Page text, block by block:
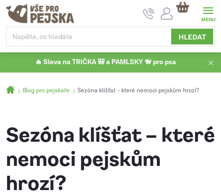
Přejít
obsah
HLEDAT
NÁKUPNÍ
KOŠÍK
🔥 Sleva na TRIČKA 🎒 a PAMLSKY 🦮 pro psa
Domů
Blog pro pejskaře Sezóna klíšťat – které nemoci pejskům hrozí?
Sezóna klíšťat – které
nemoci pejskům
hrozí?